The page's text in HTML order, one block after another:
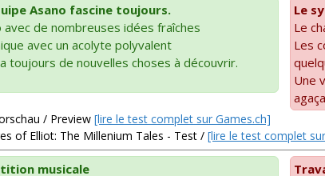
Asano fascine toujours.
de nombreuses idées fraîches
avec un acolyte polyvalent
toujours de nouvelles choses à découvrir.
Le
Le
Les
Une
/ Preview [lire le test complet sur Games.ch]
of Elliot: The Millenium Tales - Test / [lire le test complet
musicale